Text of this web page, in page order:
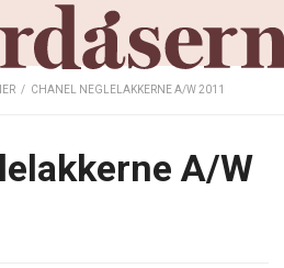
/ CHANEL NEGLELAKKERNE A/W 2011
A/W